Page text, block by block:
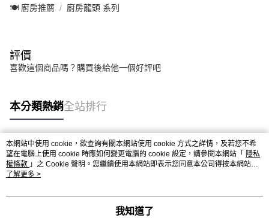
🍽️ 廚房推薦 廚房龍頭 系列
評價
喜歡這個商品嗎？購買後給他一個好評吧
本分類熱銷全站排行
熱門標籤
本網站中使用 cookie，欲查詢有關本網站使用 cookie 方式之詳情，及若您不希
望在電腦上使用 cookie 時應如何變更電腦的 cookie 設定，請參閱本網站「 隱私
權條款 」之 Cookie 聲明。您繼續使用本網站即表示您同意本公司得按本網站使
用條款之 Cookie 聲明使用 cookie。
了解更多 >
我知道了